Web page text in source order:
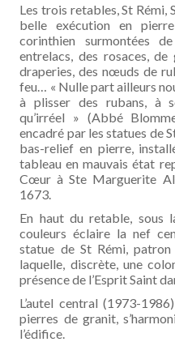
Les trois retables, St Rémi,
belle exécution en
corinthien surmontées
entrelacs, des rosaces,
draperies, des nœuds de
feu… « Nulle part ailleurs
à plisser des rubans, à
qu’irréel » (Abbé
encadré par les statues de
bas-relief en pierre,
tableau en mauvais état
Cœur à Ste Marguerite
1673.
En haut du retable, sous
couleurs éclaire la nef
statue de St Rémi,
laquelle, discrète, une
présence de l’Esprit Saint
L’autel central (1973-
pierres de granit,
l’édifice.